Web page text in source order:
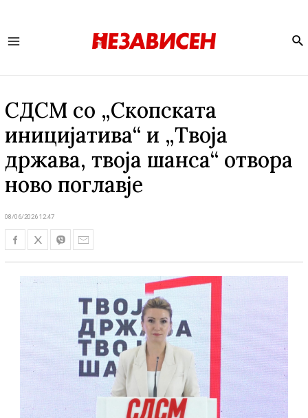
СДСМ со „Скопската
иницијатива“ и „Твоја
држава, твоја шанса“ отвора
ново поглавје
08/06/2026 12:47